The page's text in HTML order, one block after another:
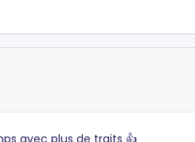
avec plus de traits 👍